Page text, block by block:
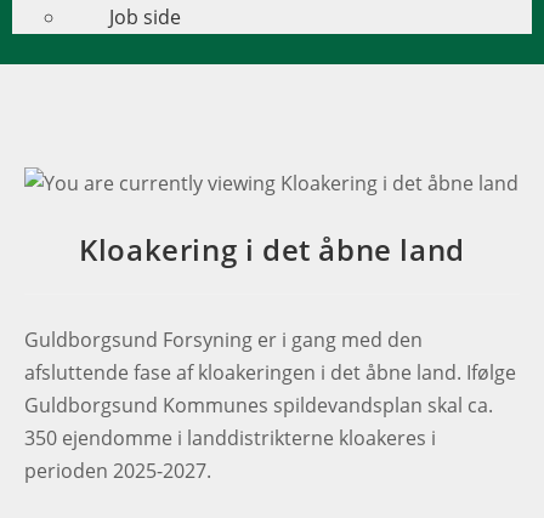
Job side
Kloakering i det åbne land
Guldborgsund Forsyning er i gang med den
afsluttende fase af kloakeringen i det åbne land. Ifølge
Guldborgsund Kommunes spildevandsplan skal ca.
350 ejendomme i landdistrikterne kloakeres i
perioden 2025-2027.